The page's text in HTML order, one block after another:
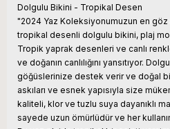
Dolgulu Bikini - Tropikal Desen
"2024 Yaz Koleksiyonumuzun en göz
tropikal desenli dolgulu bikini, plaj
Tropik yaprak desenleri ve canlı
ve doğanın canlılığını yansıtıyor.
göğüslerinize destek verir ve doğal
askıları ve esnek yapısıyla size
kaliteli, klor ve tuzlu suya dayanıklı
sayede uzun ömürlüdür ve her